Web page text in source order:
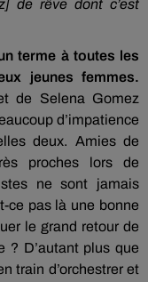
de rêve dont c’est
terme à toutes les
jeunes femmes.
de Selena Gomez
d’impatience
deux. Amies de
proches lors de
ne sont jamais
ce pas là une bonne
le grand retour de
? D’autant plus que
train d’orchestrer et